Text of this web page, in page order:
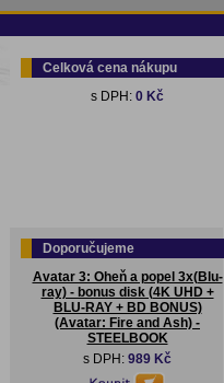
Celková cena nákupu
s DPH: 0 Kč
Doporučujeme
Avatar 3: Oheň a popel 3x(Blu-
ray) - bonus disk (4K UHD +
BLU-RAY + BD BONUS)
(Avatar: Fire and Ash) -
STEELBOOK
s DPH: 989 Kč